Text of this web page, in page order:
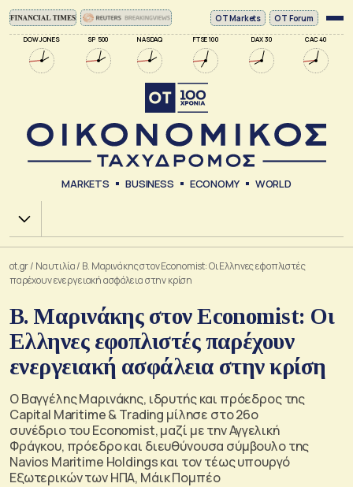
DOW JONES SP 500 NASDAQ FTSE 100 DAX 30 CAC 40
ΟΤ Markets OT Forum
MARKETS BUSINESS ECONOMY WORLD
Χ.Α.
ot.gr/ Ναυτιλία/ Β. Μαρινάκης στον Economist: Οι Ελληνες εφοπλιστές
παρέχουν ενεργειακή ασφάλεια στην κρίση
Β. Μαρινάκης στον Economist: Οι
Ελληνες εφοπλιστές παρέχουν
ενεργειακή ασφάλεια στην κρίση
Ο Βαγγέλης Μαρινάκης, ιδρυτής και πρόεδρος της
Capital Maritime & Trading μίλησε στο 26ο
συνέδριο του Economist, μαζί με την Αγγελική
Φράγκου, πρόεδρο και διευθύνουσα σύμβουλο της
Navios Maritime Holdings και τον τέως υπουργό
Εξωτερικών των ΗΠΑ, Μάικ Πομπέο